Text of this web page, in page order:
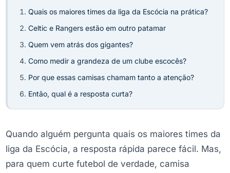
Quais os maiores times da liga da Escócia na prática?
Celtic e Rangers estão em outro patamar
Quem vem atrás dos gigantes?
Como medir a grandeza de um clube escocês?
Por que essas camisas chamam tanto a atenção?
Então, qual é a resposta curta?
Quando alguém pergunta quais os maiores times da
liga da Escócia, a resposta rápida parece fácil. Mas,
para quem curte futebol de verdade, camisa